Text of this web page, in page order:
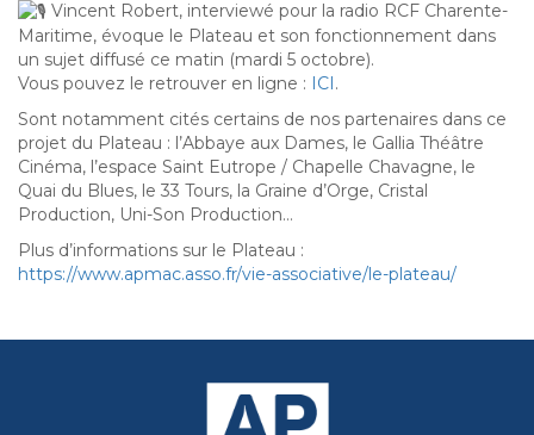
Vincent Robert, interviewé pour la radio RCF Charente-
Maritime, évoque le Plateau et son fonctionnement dans
un sujet diffusé ce matin (mardi 5 octobre).
Vous pouvez le retrouver en ligne :
ICI .
Sont notamment cités certains de nos partenaires dans ce
projet du Plateau : l’Abbaye aux Dames, le Gallia Théâtre
Cinéma, l’espace Saint Eutrope / Chapelle Chavagne, le
Quai du Blues, le 33 Tours, la Graine d’Orge, Cristal
Production, Uni-Son Production…
Plus d’informations sur le Plateau :
https://www.apmac.asso.fr/vie-associative/le-plateau/